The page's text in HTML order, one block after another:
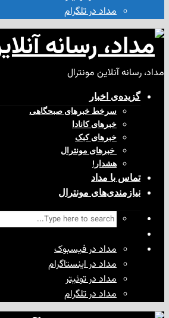
مداد در تلگرام
مونترال
اخبار
سرخط خبرهای صبحگاهی
خبرهای کانادا
خبرهای کبک
‌ خبرهای مونترال
مداد
مونترال
Search
مداد در فیسبوک
مداد در اینستاگرام
مداد در توئیتر
مداد در تلگرام